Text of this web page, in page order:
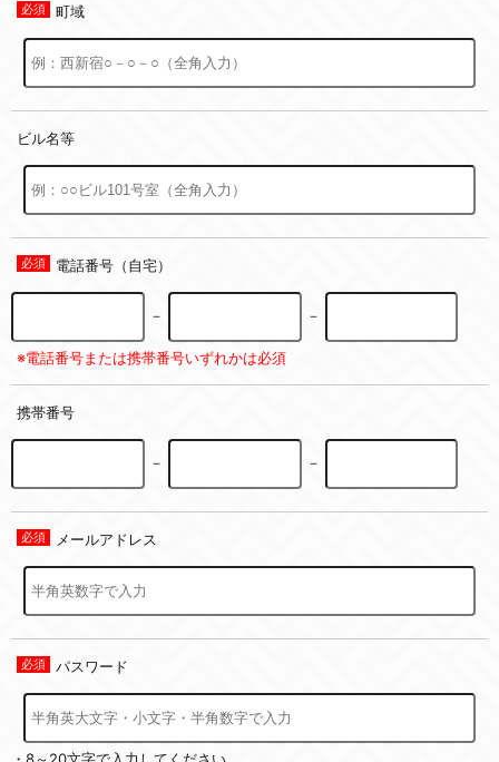
町域
ビル名等
電話番号（自宅）
－ －
※電話番号または携帯番号いずれかは必須
携帯番号
－ －
メールアドレス
パスワード
・8～20文字で入力してください。